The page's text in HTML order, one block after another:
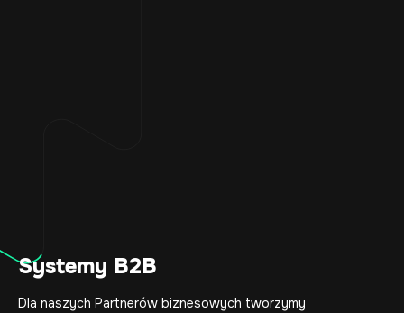
Systemy B2B
Dla naszych Partnerów biznesowych tworzymy